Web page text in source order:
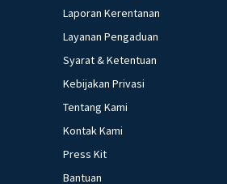
Laporan Kerentanan
Layanan Pengaduan
Syarat & Ketentuan
Kebijakan Privasi
Tentang Kami
Kontak Kami
Press Kit
Bantuan